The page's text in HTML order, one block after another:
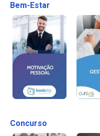
Bem-Estar
Concurso